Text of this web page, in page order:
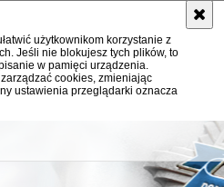
użytkownikom korzystanie z
Jeśli nie blokujesz tych plików, to
w pamięci urządzenia.
cookies, zmieniając
ustawienia przeglądarki oznacza